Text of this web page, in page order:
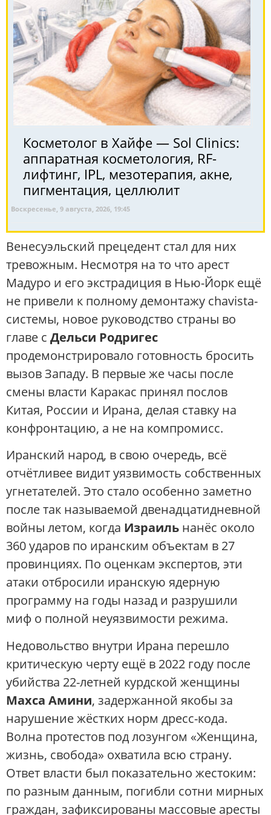
Косметолог в Хайфе — Sol Clinics:
аппаратная косметология, RF-
лифтинг, IPL, мезотерапия, акне,
пигментация, целлюлит
Воскресенье, 9 августа, 2026, 19:45
Венесуэльский прецедент стал для них
тревожным. Несмотря на то что арест
Мадуро и его экстрадиция в Нью-Йорк ещё
не привели к полному демонтажу chavista-
системы, новое руководство страны во
главе с Дельси Родригес
продемонстрировало готовность бросить
вызов Западу. В первые же часы после
смены власти Каракас принял послов
Китая, России и Ирана, делая ставку на
конфронтацию, а не на компромисс.
Иранский народ, в свою очередь, всё
отчётливее видит уязвимость собственных
угнетателей. Это стало особенно заметно
после так называемой двенадцатидневной
войны летом, когда Израиль нанёс около
360 ударов по иранским объектам в 27
провинциях. По оценкам экспертов, эти
атаки отбросили иранскую ядерную
программу на годы назад и разрушили
миф о полной неуязвимости режима.
Недовольство внутри Ирана перешло
критическую черту ещё в 2022 году после
убийства 22-летней курдской женщины
Махса Амини, задержанной якобы за
нарушение жёстких норм дресс-кода.
Волна протестов под лозунгом «Женщина,
жизнь, свобода» охватила всю страну.
Ответ власти был показательно жестоким:
по разным данным, погибли сотни мирных
граждан, зафиксированы массовые аресты